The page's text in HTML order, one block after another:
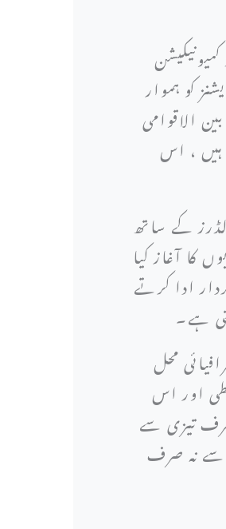
کو ہموار
الاقوامی
ہیں ، اس
کے ساتھ
کا آغاز کیا
ادا کرتے
ہے۔
محل
اور اس
تیزی سے
سے نہ صرف